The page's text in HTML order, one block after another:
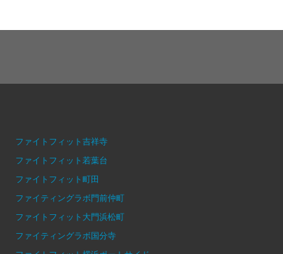
ファイトフィット吉祥寺
ファイトフィット若葉台
ファイトフィット町田
ファイティングラボ門前仲町
ファイトフィット大門浜松町
ファイティングラボ国分寺